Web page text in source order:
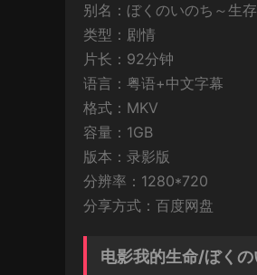
别名：ぼくのいのち～生
类型：剧情
片长：92分钟
语言：粤语+中文字幕
格式：MKV
容量：1GB
版本：录影版
分辨率：1280*720
分享方式：百度网盘
电影我的生命/ぼく